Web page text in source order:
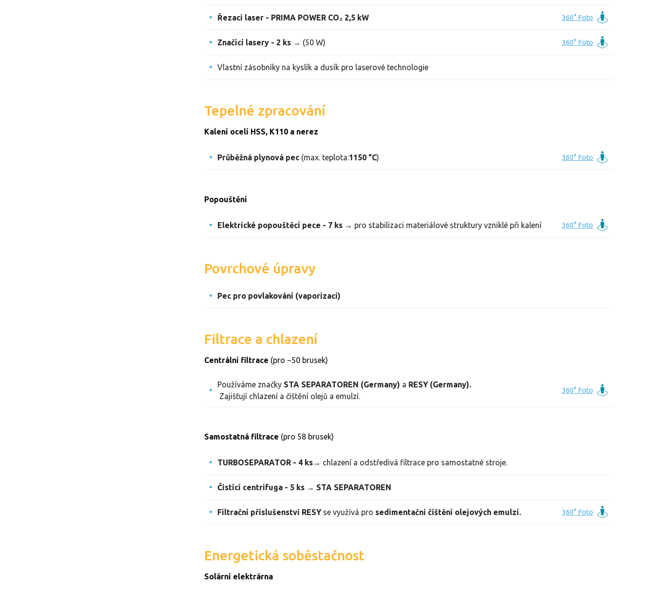
Řezací laser - PRIMA POWER CO₂ 2,5 kW
Značící lasery - 2 ks → (50 W)
Vlastní zásobníky na kyslík a dusík pro laserové technologie
Tepelné zpracování
Kalení ocelí HSS, K110 a nerez
Průběžná plynová pec (max. teplota:1150 °C)
Popouštění
Elektrické popouštěcí pece - 7 ks → pro stabilizaci materiálové struktury vzniklé při kalení
Povrchové úpravy
Pec pro povlakování (vaporizaci)
Filtrace a chlazení
Centrální filtrace (pro ~50 brusek)
Používáme značky STA SEPARATOREN (Germany) a RESY (Germany).
Zajišťují chlazení a čištění olejů a emulzí.
Samostatná filtrace (pro 58 brusek)
TURBOSEPARATOR - 4 ks→ chlazení a odstředivá filtrace pro samostatné stroje.
Čistící centrifuga - 5 ks → STA SEPARATOREN
Filtrační příslušenství RESYse využívá pro sedimentační čištění olejových emulzí.
Energetická soběstačnost
Solární elektrárna